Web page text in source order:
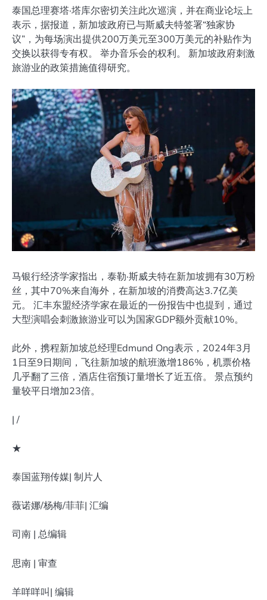
泰国总理赛塔·塔库尔密切关注此次巡演，并在商业论坛上
表示，据报道，新加坡政府已与斯威夫特签署“独家协
议”，为每场演出提供200万美元至300万美元的补贴作为
交换以获得专有权。 举办音乐会的权利。 新加坡政府刺激
旅游业的政策措施值得研究。
马银行经济学家指出，泰勒·斯威夫特在新加坡拥有30万粉
丝，其中70%来自海外，在新加坡的消费高达3.7亿美
元。 汇丰东盟经济学家在最近的一份报告中也提到，通过
大型演唱会刺激旅游业可以为国家GDP额外贡献10%。
此外，携程新加坡总经理Edmund Ong表示，2024年3月
1日至9日期间，飞往新加坡的航班激增186%，机票价格
几乎翻了三倍，酒店住宿预订量增长了近五倍。 景点预约
量较平日增加23倍。
| /
★
泰国蓝翔传媒| 制片人
薇诺娜/杨梅/菲菲| 汇编
司南 | 总编辑
思南 | 审查
羊咩咩叫| 编辑